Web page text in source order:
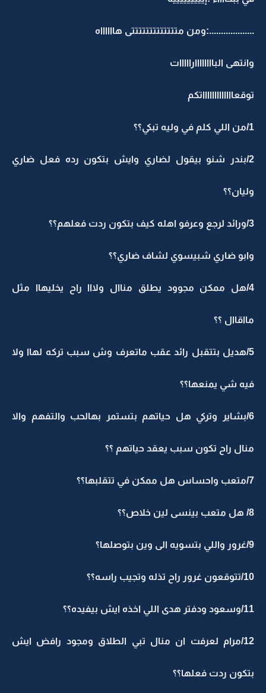
...................:ومن متتتتتتتتتتتتتى هااااااه
وانتهى الباااااااارااااات
توقعاااااااااااااتكم
1/من اللي كلم في وليه تبكي؟؟
2/بندر شنو بيقول لضاري وايش بتكون رده فعل ضاري
وليان؟؟
3/ورائد لرجع وعرفو اهله كيف بتكون ردت فعلهم؟؟
وابو ضاري شبيسوي لشاف ضاري؟؟
4/هل ممكن مجوود يطلق مناال ولااا راح يخليهاا مثل
مااقاال ؟؟
5/هديل بتتقبل رائد عقب ماتعرف وش سبب تركه لهاا ولا
فيه شي يمنعها؟؟
6/بشاير وتركي هل حياتهم بتستمر بهالحب والتفهم والا
منال راح تكون سبب يعقد حياتهم ؟؟
7/متعب واحساس هل ممكن في تتقلبها؟؟
8/ هل متعب بينسى لين خلاص؟؟
9/غرور واللي بتسويه الى وين بتوصلها؟
10/تتوقعون غرور راح تذله وتجيب راسه؟؟
11/وسعود ودفتر هدى اللي اخذه ايش بيفيده؟؟
12/مرام لعرفت ان منال تبي الطلاق ومجود رافض ايش
بتكون ردت فعلها؟؟